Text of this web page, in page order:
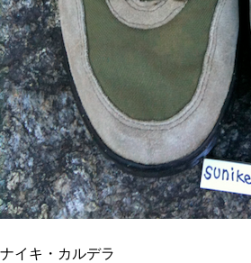
ナイキ・カルデラ